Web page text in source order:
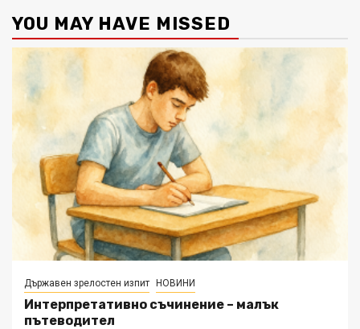
YOU MAY HAVE MISSED
Държавен зрелостен изпит НОВИНИ
Интерпретативно съчинение – малък
пътеводител